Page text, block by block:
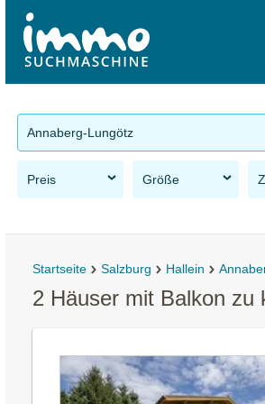
Annaberg-Lungötz
Preis Größe
Startseite Salzburg Hallein
2 Häuser mit Balkon zu